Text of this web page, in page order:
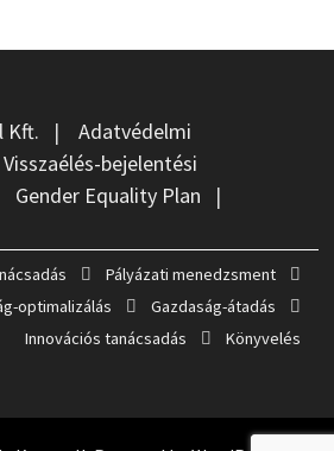
Kft. | Adatvédelmi
Visszaélés-bejelentési
Gender Equality Plan |
Pályázati menedzsment
optimalizálás
Gazdaság-átadás
Innovációs tanácsadás
Könyvelés